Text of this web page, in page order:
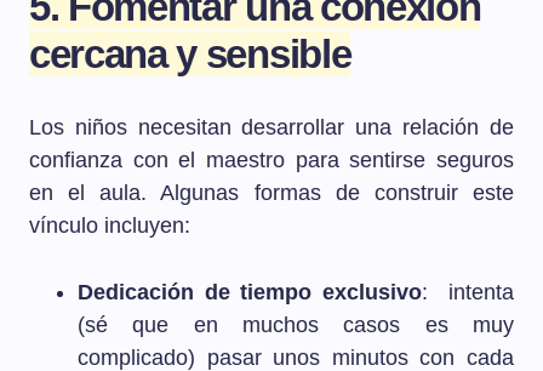
cercana y sensible
Los niños necesitan desarrollar una relación de
confianza con el maestro para sentirse seguros
en el aula. Algunas formas de construir este
vínculo incluyen:
Dedicación de tiempo exclusivo: intenta
(sé que en muchos casos es muy
complicado) pasar unos minutos con cada